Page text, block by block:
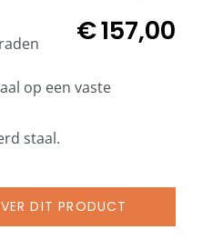
€157,00
op een vaste
staal.
DIT PRODUCT